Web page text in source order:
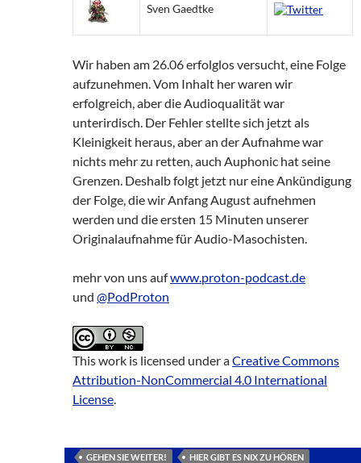
Sven Gaedtke
Wir haben am 26.06 erfolglos versucht, eine Folge
aufzunehmen. Vom Inhalt her waren wir
erfolgreich, aber die Audioqualität war
unterirdisch. Der Fehler stellte sich jetzt als
Kleinigkeit heraus, aber an der Aufnahme war
nichts mehr zu retten, auch Auphonic hat seine
Grenzen. Deshalb folgt jetzt nur eine Ankündigung
der Folge, die wir Anfang August aufnehmen
werden und die ersten 15 Minuten unserer
Originalaufnahme für Audio-Masochisten.
mehr von uns aufwww.proton-podcast.de
und @PodProton
This work is licensed under aCreative Commons
Attribution-NonCommercial 4.0 International
License.
GEHEN SIE WEITER! HIER GIBT ES NIX ZU HÖREN